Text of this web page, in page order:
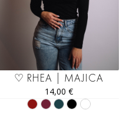
♡ RHEA | MAJICA
14,00€